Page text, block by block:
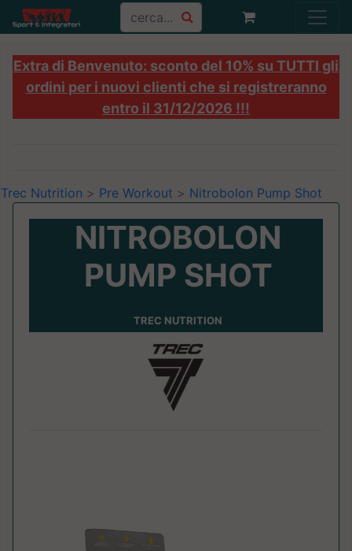
Extra di Benvenuto: sconto del 10% su TUTTI gli
ordini per i nuovi clienti che si registreranno
entro il 31/12/2026 !!!
Trec Nutrition > Pre Workout > Nitrobolon Pump Shot
NITROBOLON
PUMP SHOT
TREC NUTRITION